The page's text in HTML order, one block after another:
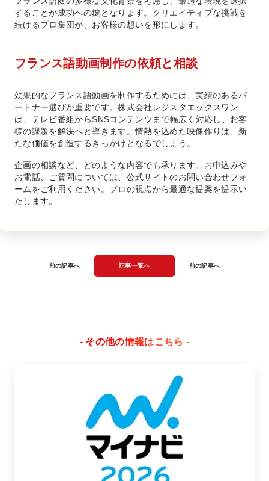
することが成功への鍵となります。クリエイティブな挑戦を
続けるプロ集団が、お客様の想いを形にします。
フランス語動画制作の依頼と相談
効果的なフランス語動画を制作するためには、実績のあるパ
ートナー選びが重要です。株式会社レジスタエックスワン
は、テレビ番組からSNSコンテンツまで幅広く対応し、お客
様の課題を解決へと導きます。情熱を込めた映像作りは、新
たな価値を創造するきっかけとなるでしょう。
企画の相談など、どのような内容でも承ります。お申込みや
お電話、ご質問については、公式サイトのお問い合わせフォ
ームをご利用ください。プロの視点から最適な提案を提示い
たします。
前の記事へ 記事一覧へ 前の記事へ
- その他の情報はこちら -